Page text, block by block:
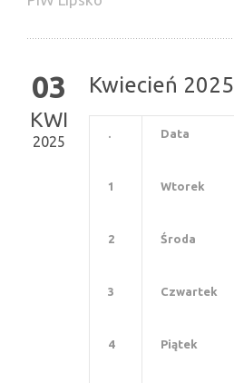
03
KWI
2025
Kwiecień 2025
Data
1 Wtorek
2 Środa
3 Czwartek
4 Piątek